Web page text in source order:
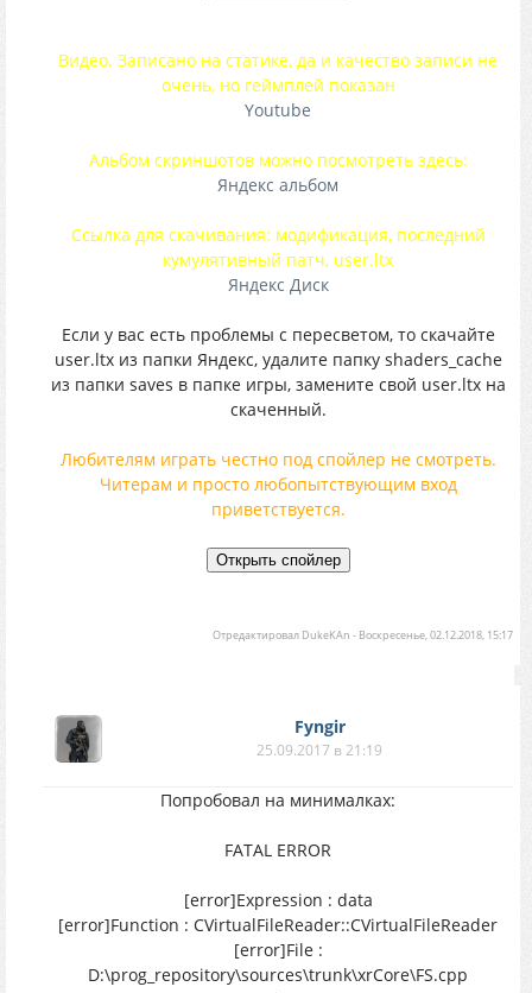
Видео. Записано на статике, да и качество записи не
очень, но геймплей показан
Youtube
Альбом скриншотов можно посмотреть здесь:
Яндекс альбом
Ссылка для скачивания: модификация, последний
кумулятивный патч, user.ltx
Яндекс Диск
Если у вас есть проблемы с пересветом, то скачайте
user.ltx из папки Яндекс, удалите папку shaders_cache
из папки saves в папке игры, замените свой user.ltx на
скаченный.
Любителям играть честно под спойлер не смотреть.
Читерам и просто любопытствующим вход
приветствуется.
Отредактировал DukeKAn - Воскресенье, 02.12.2018, 15:17
Fyngir
25.09.2017 в 21:19
Попробовал на минималках:
FATAL ERROR
[error]Expression : data
[error]Function : CVirtualFileReader::CVirtualFileReader
[error]File :
D:\prog_repository\sources\trunk\xrCore\FS.cpp